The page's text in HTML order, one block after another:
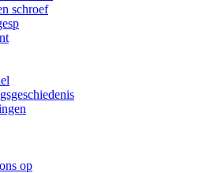
schroef
op